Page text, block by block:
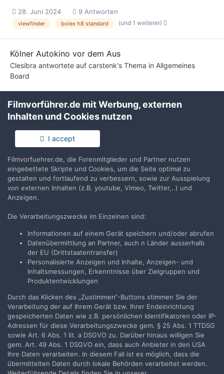
28. Juni 2024 9 Antworten
viewfinder bolex h8 standard (und 1 weiterer)
Kölner Autokino vor dem Aus
Clesibra antwortete auf carstenk's Thema in Allgemeines
Board
.....die Unterstützung der Stadt besteht darin, dass ein CDU
Politiker erst darauf hingewiesen hat, dass eine Nutzung durch
Trödel und Markt nicht statthaft ist, und das schon seit...
21. Juni 2024 62 Antworten
»Hält mal einer die Kamera fest?!«
Clesibraantwortete auf Film-Mechaniker's Thema in Tips und
Tricks
Auf das Debrie Kurbelstativ gehört bei mir die Debrie High Speed
Kurbelkopf ist das Debrie sehr schlecht zu kurbeln, da die...
13. Juni 2024 29 Antworten
Filmvorführer.de via Google durchsuchen:
Sprache
Impressum / Datenschutzerklärung
Nutzungsbedingungen
Realisierung: IN-Solution
Powered by Invision Community
Filmvorführer.de mit Werbung, externen
Inhalten und Cookies nutzen
I accept
Filmvorfuehrer.de, die Forenmitglieder und Partner nutzen
eingebettete Skripte und Cookies, um die Seite optimal zu
gestalten und fortlaufend zu verbessern, sowie zur Ausspielung
von externen Inhalten (z.B. youtube, Vimeo, Twitter,..) und
Anzeigen.
Die Verarbeitungszwecke im Einzelnen sind:
Informationen auf einem Gerät speichern und/oder abrufen
Datenübermittlung an Partner, auch n Länder ausserhalb
der EU (Drittstaatentransfer)
Personalisierte Anzeigen und Inhalte, Anzeigen- und
Inhaltsmessungen, Erkenntnisse über Zielgruppen und
Produktentwicklungen
Durch das Klicken des „Zustimmen“-Buttons stimmen Sie der
Verarbeitung der auf Ihrem Gerät bzw. Ihrer Endeinrichtung
gespeicherten Daten wie z.B. persönlichen Identifikatoren oder IP-
Adressen für diese Verarbeitungszwecke gem. § 25 Abs. 1 TTDSG
sowie Art. 6 Abs. 1 lit. a DSGVO zu. Darüber hinaus willigen Sie
gem. Art. 49 Abs. 1 DSGVO ein, dass auch Anbieter in den USA
Ihre Daten verarbeiten. In diesem Fall ist es möglich, dass die
übermittelten Daten durch lokale Behörden verarbeitet werden.